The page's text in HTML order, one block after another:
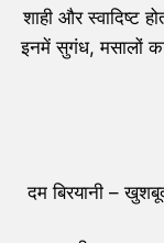
शाही और स्वादिष्ट
इनमें सुगंध, मसालों
दम बिरयानी –